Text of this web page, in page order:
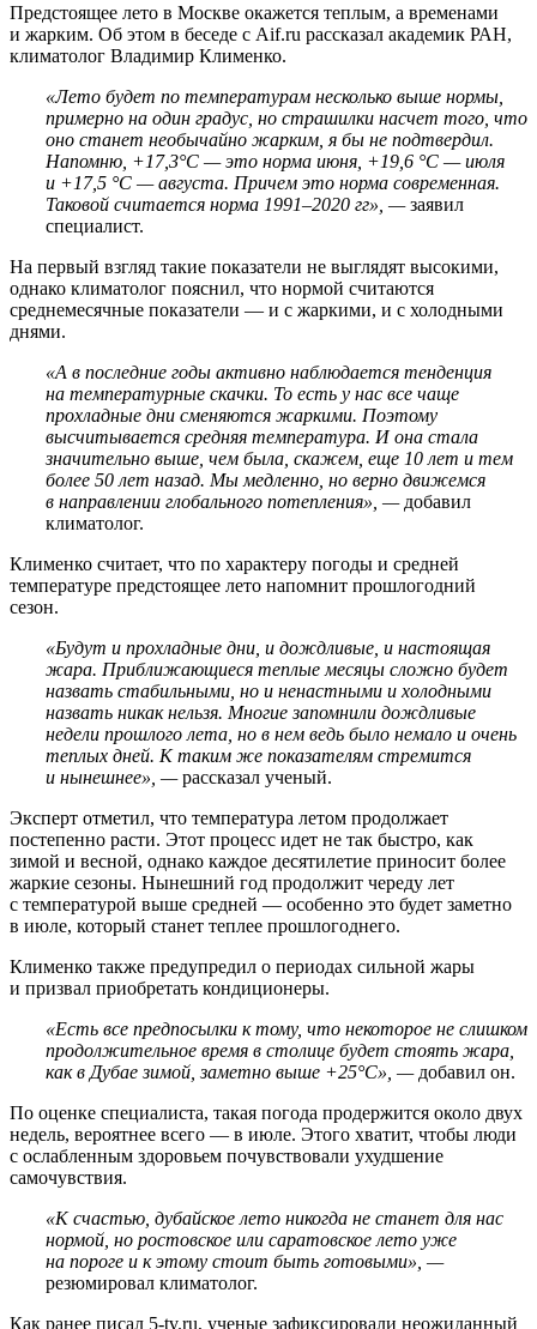
Предстоящее лето в Москве окажется теплым, а временами
и жарким. Об этом в беседе с Aif.ru рассказал академик РАН,
климатолог Владимир Клименко.
«Лето будет по температурам несколько выше нормы,
примерно на один градус, но страшилки насчет того, что
оно станет необычайно жарким, я бы не подтвердил.
Напомню, +17,3°C — это норма июня, +19,6 °C — июля
и +17,5 °C — августа. Причем это норма современная.
Таковой считается норма 1991–2020 гг», —заявил
специалист.
На первый взгляд такие показатели не выглядят высокими,
однако климатолог пояснил, что нормой считаются
среднемесячные показатели — и с жаркими, и с холодными
днями.
«А в последние годы активно наблюдается тенденция
на температурные скачки. То есть у нас все чаще
прохладные дни сменяются жаркими. Поэтому
высчитывается средняя температура. И она стала
значительно выше, чем была, скажем, еще 10 лет и тем
более 50 лет назад. Мы медленно, но верно движемся
в направлении глобального потепления», —добавил
климатолог.
Клименко считает, что по характеру погоды и средней
температуре предстоящее лето напомнит прошлогодний
сезон.
«Будут и прохладные дни, и дождливые, и настоящая
жара. Приближающиеся теплые месяцы сложно будет
назвать стабильными, но и ненастными и холодными
назвать никак нельзя. Многие запомнили дождливые
недели прошлого лета, но в нем ведь было немало и очень
теплых дней. К таким же показателям стремится
и нынешнее», —рассказал ученый.
Эксперт отметил, что температура летом продолжает
постепенно расти. Этот процесс идет не так быстро, как
зимой и весной, однако каждое десятилетие приносит более
жаркие сезоны. Нынешний год продолжит череду лет
с температурой выше средней — особенно это будет заметно
в июле, который станет теплее прошлогоднего.
Клименко также предупредил о периодах сильной жары
и призвал приобретать кондиционеры.
«Есть все предпосылки к тому, что некоторое не слишком
продолжительное время в столице будет стоять жара,
как в Дубае зимой, заметно выше +25°C», —добавил он.
По оценке специалиста, такая погода продержится около двух
недель, вероятнее всего — в июле. Этого хватит, чтобы люди
с ослабленным здоровьем почувствовали ухудшение
самочувствия.
«К счастью, дубайское лето никогда не станет для нас
нормой, но ростовское или саратовское лето уже
на пороге и к этому стоит быть готовыми», —
резюмировал климатолог.
Как ранее писал 5-tv.ru, ученые зафиксировали неожиданный